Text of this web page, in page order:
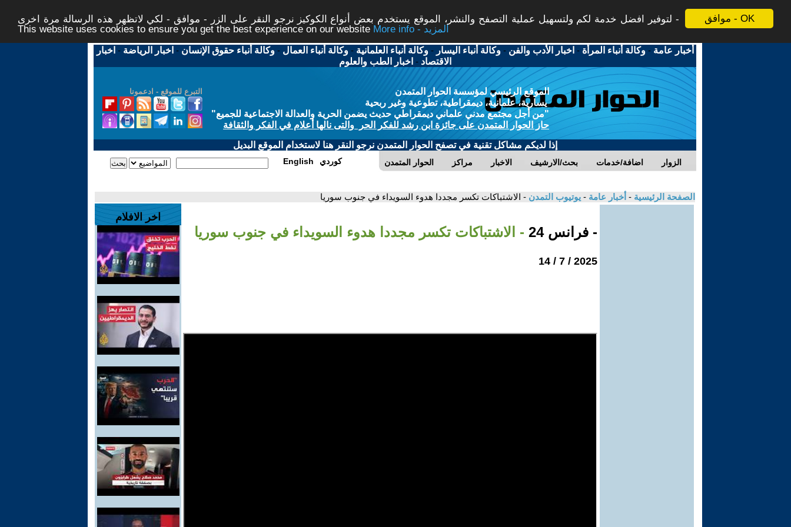
موافق - OK
لتوفير افضل خدمة لكم ولتسهيل عملية التصفح والنشر، الموقع يستخدم بعض أنواع الكوكيز نرجو النقر على الزر - موافق - لكي لاتظهر هذه الرسالة مرة اخرى -
This website uses cookies to ensure you get the best experience on our website
More info - المزيد
أخبار عامة -وكالة أنباء المرأة - اخبار الأدب والفن -وكالة أنباء اليسار -وكالة أنباء العلمانية -وكالة أنباء العمال -وكالة أنباء حقوق الإنسان - اخبار الرياضة - اخبار
الاقتصاد - اخبار الطب والعلوم
التبرع للموقع - ادعمونا
الموقع الرئيسي لمؤسسة الحوار المتمدن
يسارية، علمانية، ديمقراطية، تطوعية وغير ربحية
"من أجل مجتمع مدني علماني ديمقراطي حديث يضمن الحرية والعدالة الاجتماعية للجميع"
حاز الحوار المتمدن على جائزة ابن رشد للفكر الحر والتى نالها أعلام في الفكر والثقافة
إذا لديكم مشاكل تقنية في تصفح الحوار المتمدن نرجو النقر هنا لاستخدام الموقع البديل
الحوار المتمدن مراكز الاخبار بحث/الارشيف اضافة/خدمات الزوار English كوردي
الصفحة الرئيسية - أخبار عامة - يوتيوب التمدن - الاشتباكات تكسر مجددا هدوء السويداء في جنوب سوريا
- فرانس 24 - الاشتباكات تكسر مجددا هدوء السويداء في جنوب سوريا
2025 / 7 / 14
اخر الافلام